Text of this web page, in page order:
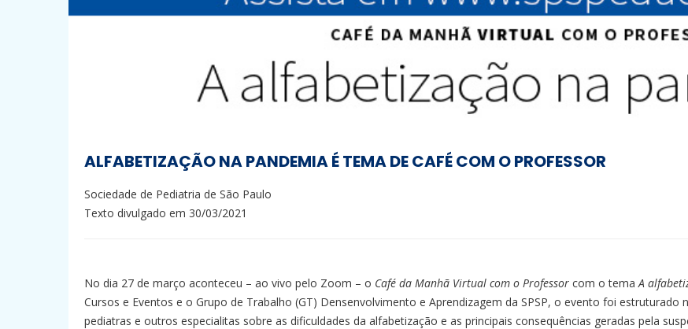
ALFABETIZAÇÃO NA PANDEMIA É TEMA DE CAFÉ COM O PROFESSOR
Sociedade de Pediatria de São Paulo
Texto divulgado em 30/03/2021
No dia 27 de março aconteceu – ao vivo pelo Zoom – o Café da Manhã Virtual com o Professor com o tema A
Cursos e Eventos e o Grupo de Trabalho (GT) Densenvolvimento e Aprendizagem da SPSP, o evento foi
pediatras e outros especialitas sobre as dificuldades da alfabetização e as principais consequências geradas pela